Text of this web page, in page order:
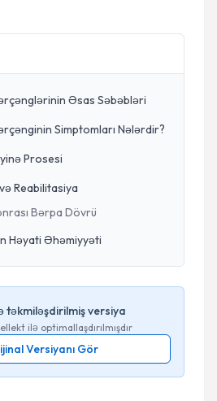
Əsas Səbəbləri
Simptomları Nələrdir?
Prosesi
Reabilitasiya
Bərpa Dövrü
Həyati Əhəmiyyəti
təkmiləşdirilmiş versiya
ilə optimallaşdırılmışdır
Versiyanı Gör